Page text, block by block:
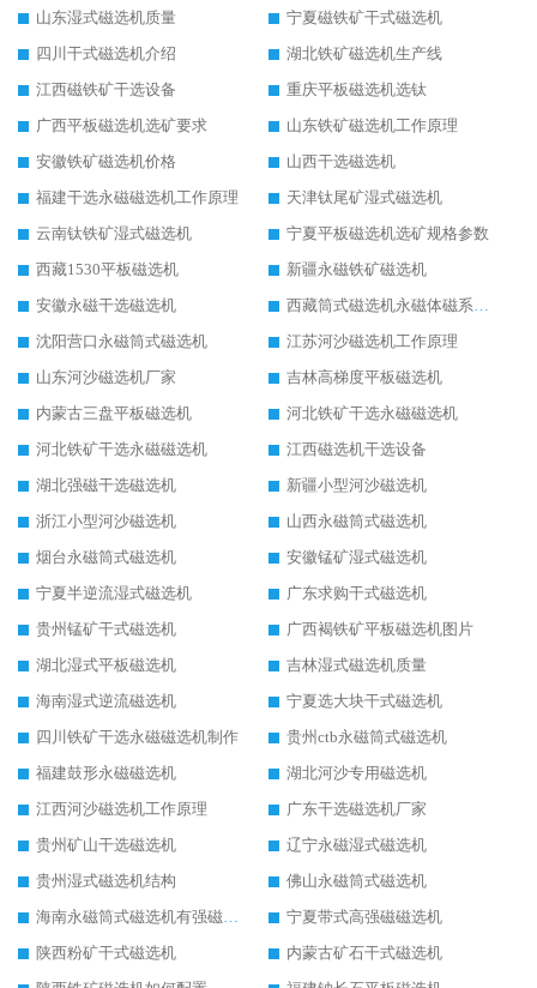
山东湿式磁选机质量
宁夏磁铁矿干式磁选机
四川干式磁选机介绍
湖北铁矿磁选机生产线
江西磁铁矿干选设备
重庆平板磁选机选钛
广西平板磁选机选矿要求
山东铁矿磁选机工作原理
安徽铁矿磁选机价格
山西干选磁选机
福建干选永磁磁选机工作原理
天津钛尾矿湿式磁选机
云南钛铁矿湿式磁选机
宁夏平板磁选机选矿规格参数
西藏1530平板磁选机
新疆永磁铁矿磁选机
安徽永磁干选磁选机
西藏筒式磁选机永磁体磁系设计
沈阳营口永磁筒式磁选机
江苏河沙磁选机工作原理
山东河沙磁选机厂家
吉林高梯度平板磁选机
内蒙古三盘平板磁选机
河北铁矿干选永磁磁选机
河北铁矿干选永磁磁选机
江西磁选机干选设备
湖北强磁干选磁选机
新疆小型河沙磁选机
浙江小型河沙磁选机
山西永磁筒式磁选机
烟台永磁筒式磁选机
安徽锰矿湿式磁选机
宁夏半逆流湿式磁选机
广东求购干式磁选机
贵州锰矿干式磁选机
广西褐铁矿平板磁选机图片
湖北湿式平板磁选机
吉林湿式磁选机质量
海南湿式逆流磁选机
宁夏选大块干式磁选机
四川铁矿干选永磁磁选机制作
贵州ctb永磁筒式磁选机
福建鼓形永磁磁选机
湖北河沙专用磁选机
江西河沙磁选机工作原理
广东干选磁选机厂家
贵州矿山干选磁选机
辽宁永磁湿式磁选机
贵州湿式磁选机结构
佛山永磁筒式磁选机
海南永磁筒式磁选机有强磁的吗
宁夏带式高强磁磁选机
陕西粉矿干式磁选机
内蒙古矿石干式磁选机